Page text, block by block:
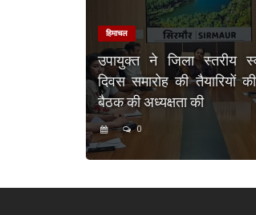
हिमाचल
उपायुक्त ने जिला स्तरीय
दिवस समारोह की तैयारियों की
बैठक की अध्यक्षता की
0